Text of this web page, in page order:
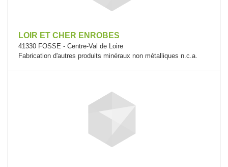
LOIR ET CHER ENROBES
41330 FOSSE - Centre-Val de Loire
Fabrication d'autres produits minéraux non métalliques n.c.a.